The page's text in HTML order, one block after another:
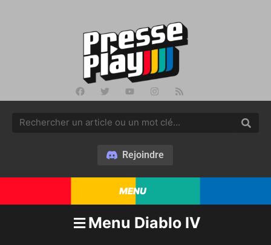
Rejoindre
MENU
Menu Diablo IV